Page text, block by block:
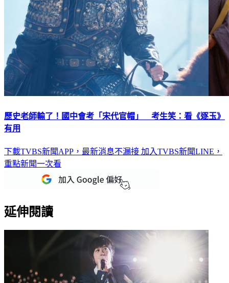
歷史老師輸了！國中會考「宋代官帽」 考生笑：看《逐玉》
有用
下載TVBS新聞APP，最新消息不漏接 加入TVBS新聞LINE，
重點新聞一次看
延伸閱讀